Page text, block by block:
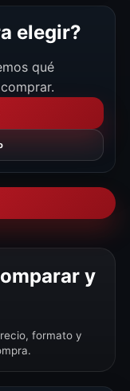
elegir?
qué
y
formato y